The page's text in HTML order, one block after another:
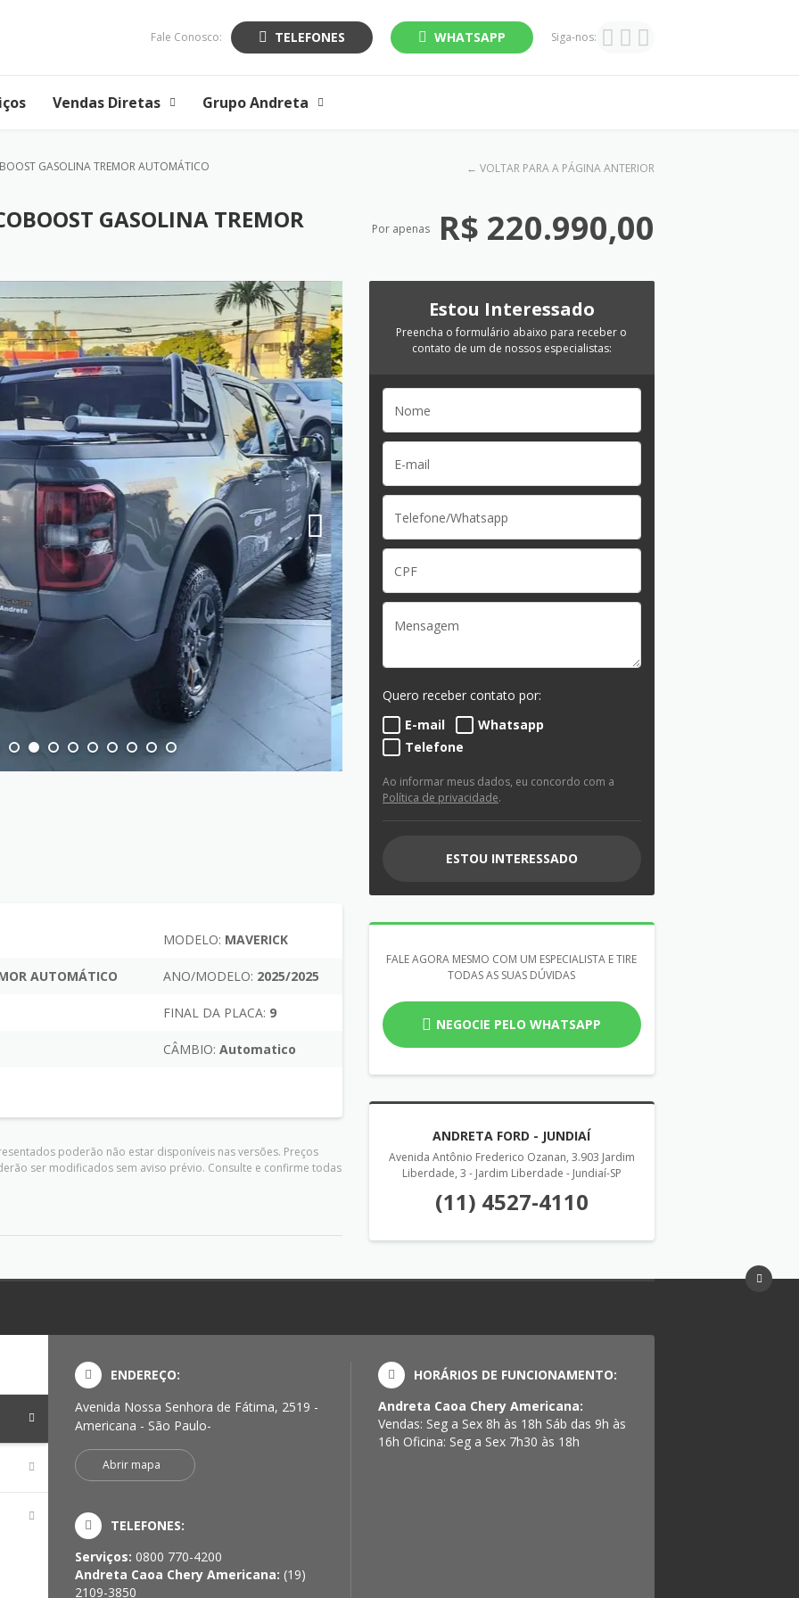
Fale Conosco: TELEFONES WHATSAPP Siga-nos:
Vendas Diretas Grupo Andreta
GASOLINA TREMOR AUTOMÁTICO ← VOLTAR PARA A PÁGINA ANTERIOR
GASOLINA TREMOR Por apenas R$ 220.990,00
MODELO: MAVERICK
AUTOMÁTICO ANO/MODELO: 2025/2025
FINAL DA PLACA: 9
CÂMBIO: Automatico
poderão não estar disponíveis nas versões. Preços
ser modificados sem aviso prévio. Consulte e confirme todas
Estou Interessado
Preencha o formulário abaixo para receber o
contato de um de nossos especialistas:
Quero receber contato por:
E-mail
Whatsapp
Telefone
Ao informar meus dados, eu concordo com a
Política de privacidade.
ESTOU INTERESSADO
FALE AGORA MESMO COM UM ESPECIALISTA E TIRE
TODAS AS SUAS DÚVIDAS
NEGOCIE PELO WHATSAPP
ANDRETA FORD - JUNDIAÍ
Avenida Antônio Frederico Ozanan, 3.903 Jardim
Liberdade, 3 - Jardim Liberdade - Jundiaí-SP
(11) 4527-4110
ENDEREÇO:
Avenida Nossa Senhora de Fátima, 2519 -
Americana - São Paulo-
Abrir mapa
TELEFONES:
Serviços: 0800 770-4200
Andreta Caoa Chery Americana: (19)
2109-3850
HORÁRIOS DE FUNCIONAMENTO:
Andreta Caoa Chery Americana:
Vendas: Seg a Sex 8h às 18h Sáb das 9h às
16h Oficina: Seg a Sex 7h30 às 18h